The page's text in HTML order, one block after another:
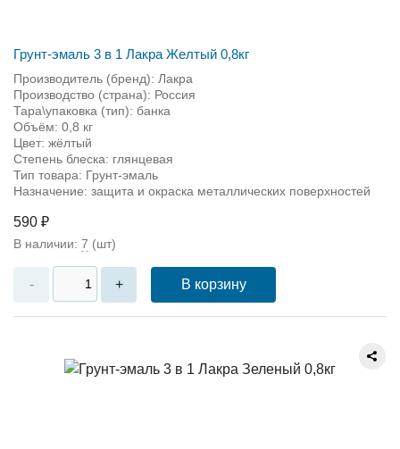
Грунт-эмаль 3 в 1 Лакра Желтый 0,8кг
Производитель (бренд): Лакра
Производство (страна): Россия
Тара\упаковка (тип): банка
Объём: 0,8 кг
Цвет: жёлтый
Степень блеска: глянцевая
Тип товара: Грунт-эмаль
Назначение: защита и окраска металлических поверхностей
590 ₽
В наличии: 7 (шт)
- + В корзину